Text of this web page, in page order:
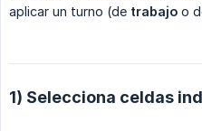
aplicar un turno (de trabajo o
1) Selecciona celdas